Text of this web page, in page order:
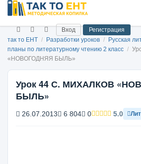
Вход
Регистрация
так то ЕНТ / Разработки уроков / Русская
планы по литературному чтению 2 класс /
«НОВОГОДНЯЯ БЫЛЬ»
Урок 44 С. МИХАЛКОВ
БЫЛЬ»
26.07.2013 6 804 0 5.0